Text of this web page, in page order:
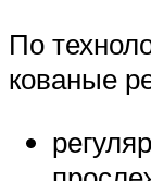
По
кованые